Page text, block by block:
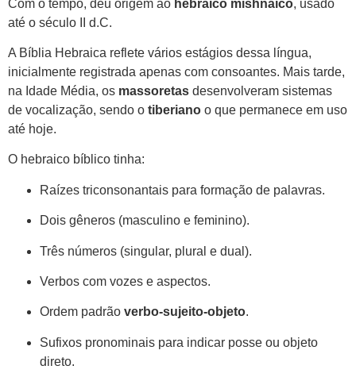
Com o tempo, deu origem ao hebraico mishnáico, usado
até o século II d.C.
A Bíblia Hebraica reflete vários estágios dessa língua,
inicialmente registrada apenas com consoantes. Mais tarde,
na Idade Média, os massoretas desenvolveram sistemas
de vocalização, sendo o tiberiano o que permanece em uso
até hoje.
O hebraico bíblico tinha:
Raízes triconsonantais para formação de palavras.
Dois gêneros (masculino e feminino).
Três números (singular, plural e dual).
Verbos com vozes e aspectos.
Ordem padrão verbo-sujeito-objeto.
Sufixos pronominais para indicar posse ou objeto
direto.